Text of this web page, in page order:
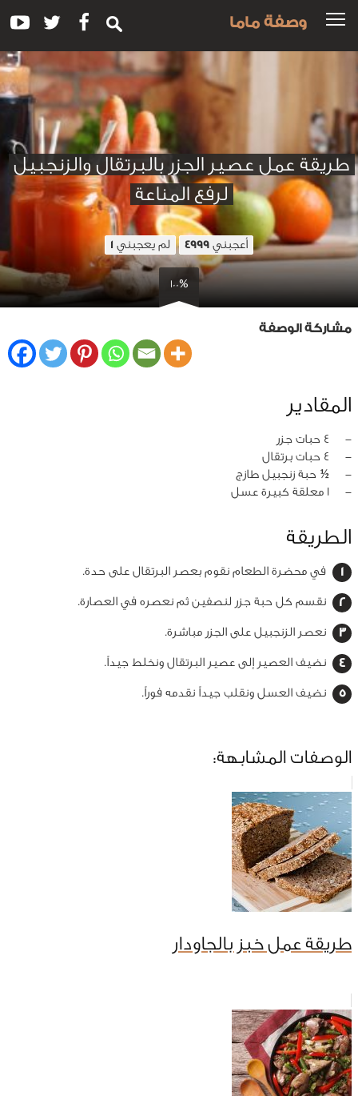
وصفة ماما
طريقة عمل عصير الجزر بالبرتقال والزنجبيل
لرفع المناعة
أعجبني 4999 لم يعجبني 1
100%
مشاركة الوصفة
المقادير
‏-
4 حبات جزر
‏-
4 حبات برتقال
‏-
½ حبة زنجبيل طازج
‏-
1 معلقة كبيرة عسل
الطريقة
في محضرة الطعام نقوم بعصر البرتقال على حدة.
نقسم كل حبة جزر لنصفين ثم نعصره في العصارة.
نعصر الزنجبيل على الجزر مباشرة.
نضيف العصير إلى عصير البرتقال ونخلط جيداً.
نضيف العسل ونقلب جيداً نقدمه فوراً.
الوصفات المشابهة:
طريقة عمل خبز بالجاودار